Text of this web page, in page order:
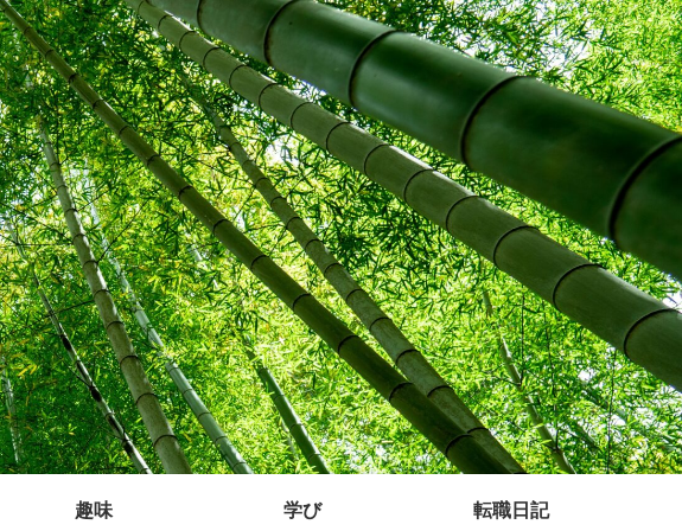
趣味 学び 転職日記